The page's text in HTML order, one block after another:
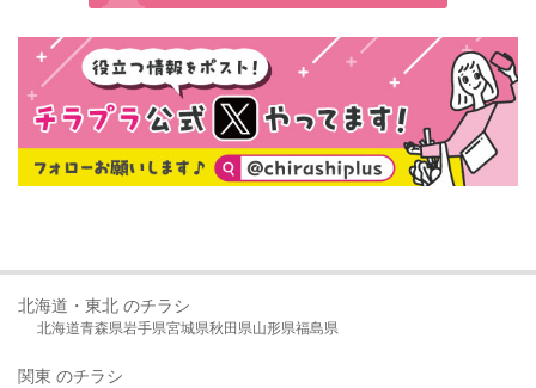
北海道・東北 のチラシ
北海道青森県岩手県宮城県秋田県山形県福島県
関東 のチラシ